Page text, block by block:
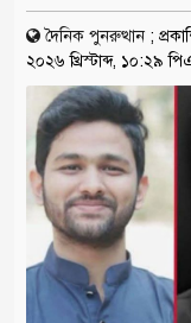
দৈনিক পুনরুত্থান ;
২০২৬ খ্রিস্টাব্দ, ১০:২৯